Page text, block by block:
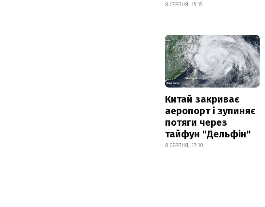
8 СЕРПНЯ, 15:15
Китай закриває
аеропорт і зупиняє
потяги через
тайфун "Дельфін"
8 СЕРПНЯ, 17:10